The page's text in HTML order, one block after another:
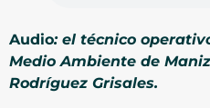
Audio: el técnico
Medio Ambiente de
Rodríguez Grisales.